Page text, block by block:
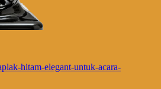
hitam-elegant-untuk-acara-